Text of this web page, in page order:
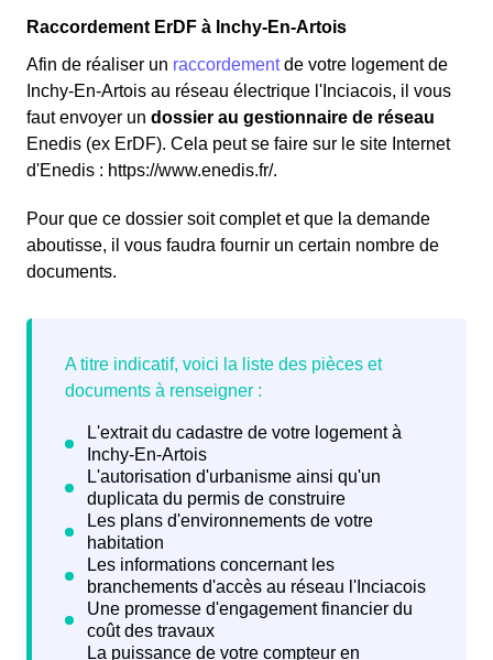
Raccordement ErDF à Inchy-En-Artois
Afin de réaliser un raccordementde votre logement de
Inchy-En-Artois au réseau électrique l'Inciacois, il vous
faut envoyer un dossier au gestionnaire de réseau
Enedis (ex ErDF). Cela peut se faire sur le site Internet
d'Enedis : https://www.enedis.fr/.
Pour que ce dossier soit complet et que la demande
aboutisse, il vous faudra fournir un certain nombre de
documents.